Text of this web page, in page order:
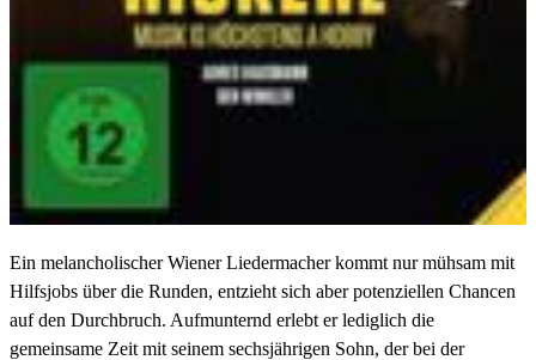
Ein melancholischer Wiener Liedermacher kommt nur mühsam mit
Hilfsjobs über die Runden, entzieht sich aber potenziellen Chancen
auf den Durchbruch. Aufmunternd erlebt er lediglich die
gemeinsame Zeit mit seinem sechsjährigen Sohn, der bei der